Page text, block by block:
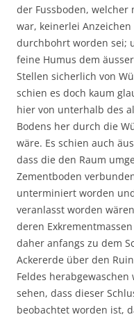
der Fussboden,
war, keinerlei
durchbohrt worden sei;
feine Humus dem
Stellen sicherlich von
schien es doch kaum
hier von unterhalb des
Bodens her durch die
wäre. Es schien auch
dass die den Raum
Zementboden
unterminiert worden
veranlasst worden
deren
daher anfangs zu dem
Ackererde über den
Feldes
sehen, dass dieser
beobachtet worden ist,